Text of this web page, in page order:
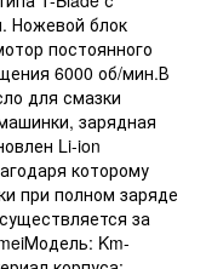
Ножевой блок
постоянного
6000 об/мин.В
для смазки
зарядная
Li-ion​
которому
при полном заряде
за
Km-